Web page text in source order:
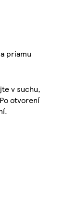
priamu
v suchu,
otvorení